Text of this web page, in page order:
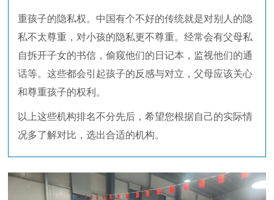
重孩子的隐私权。中国有个不好的传统就是对别人的隐
私不太尊重，对小孩的隐私更不尊重。经常会有父母私
自拆开子女的书信，偷窥他们的日记本，监视他们的通
话等。这些都会引起孩子的反感与对立，父母应该关心
和尊重孩子的权利。
以上这些机构排名不分先后，希望您根据自己的实际情
况多了解对比，选出合适的机构。